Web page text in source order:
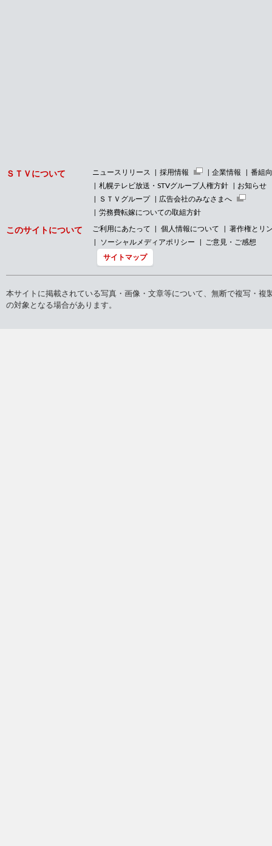
ＳＴＶについて ニュースリリース 採用情報 企業情報
番組
札幌テレビ放送・STVグループ人権方針
お知らせ
ＳＴＶグループ
広告会社のみなさまへ
労務費転嫁についての取組方針
このサイトについて ご利用にあたって 個人情報について
著作権とリ
ソーシャルメディアポリシー
ご意見・ご感想
サイトマップ
本サイトに掲載されている写真・画像・文章等について、無断で複写・
の対象となる場合があります。